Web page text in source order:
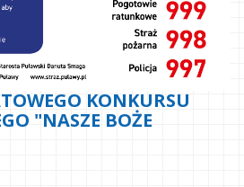
KONKURSU
"NASZE BOŻE